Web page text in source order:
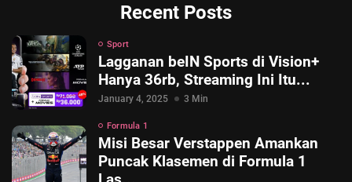
Recent Posts
Sport
Lagganan beIN Sports di Vision+
Hanya 36rb, Streaming Ini Itu...
January 4, 2025 3 Min
Formula 1
Misi Besar Verstappen Amankan
Puncak Klasemen di Formula 1